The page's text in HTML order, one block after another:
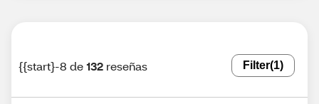
{{start}-8 de132 reseñas Filter(1)